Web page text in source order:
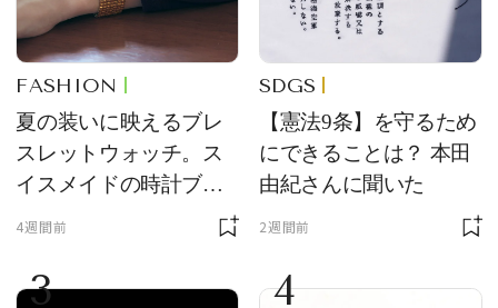
FASHION
夏の装いに映えるブレ
スレットウォッチ。ス
イスメイドの時計ブラ
ンド【フレデリック・
をレビュー。【それい
4週間前
SDGS
【憲法9条】を守るため
にできることは？ 本田
由紀さんに聞いた
2週間前
3 4